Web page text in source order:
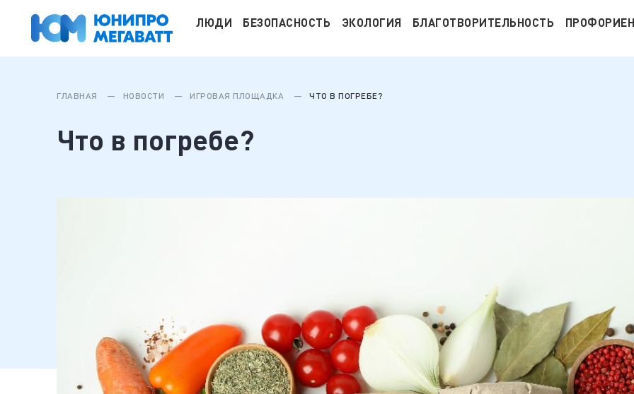
ЛЮДИ БЕЗОПАСНОСТЬ ЭКОЛОГИЯ БЛАГОТВОРИТЕЛЬНОСТЬ
ГЛАВНАЯ НОВОСТИ ИГРОВАЯ ПЛОЩАДКА ЧТО В ПОГРЕБЕ?
Что в погребе?